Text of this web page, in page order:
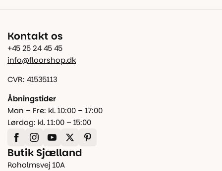
Kontakt os
+45 25 24 45 45
info@floorshop.dk
CVR: 41535113
Åbningstider
Man – Fre: kl. 10:00 – 17:00
Lørdag: kl. 11:00 – 15:00
Butik Sjælland
Roholmsvej 10A